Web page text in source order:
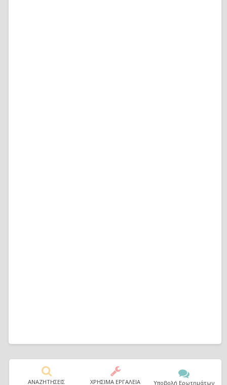
ΑΝΑΖΗΤΗΣΕΙΣ ΧΡΗΣΙΜΑ ΕΡΓΑΛΕΙΑ Υποβολή Ερωτημάτων